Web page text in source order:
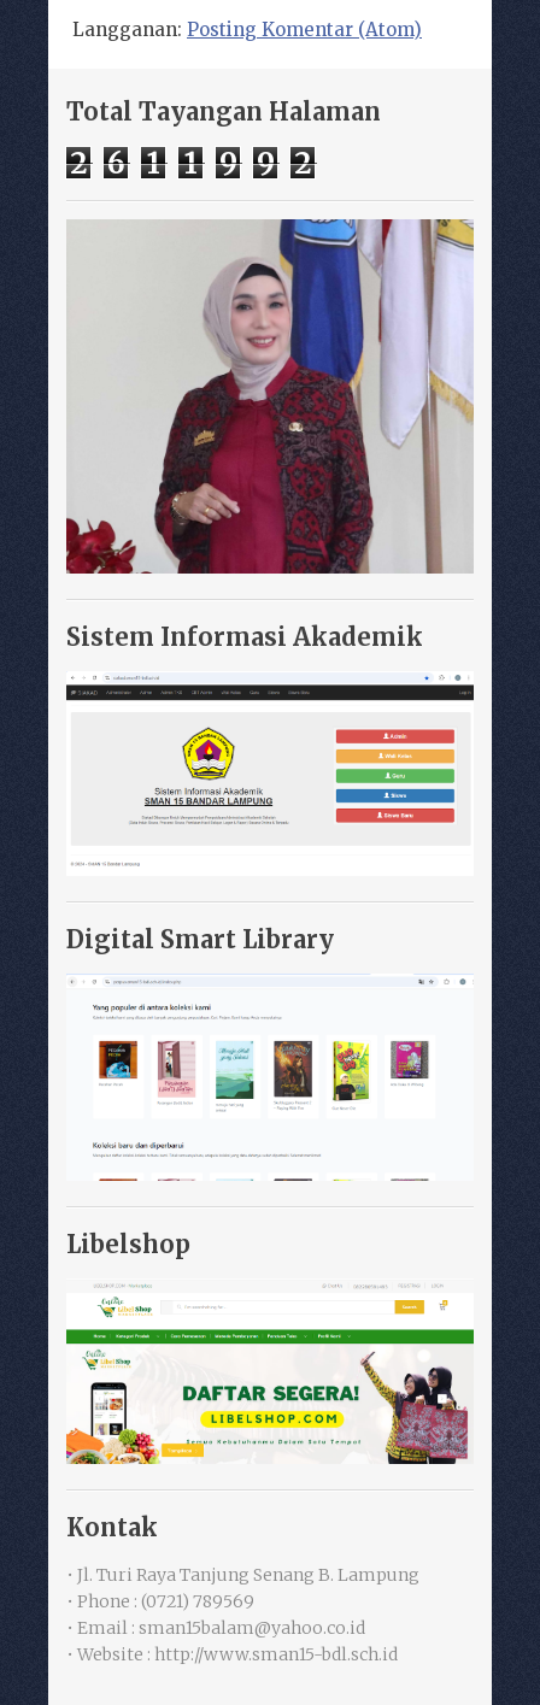
Langganan: Posting Komentar (Atom)
Total Tayangan Halaman
2 6 1 1 9 9 2
Sistem Informasi Akademik
Digital Smart Library
Libelshop
Kontak
• Jl. Turi Raya Tanjung Senang B. Lampung
• Phone : (0721) 789569
• Email : sman15balam@yahoo.co.id
• Website : http://www.sman15-bdl.sch.id